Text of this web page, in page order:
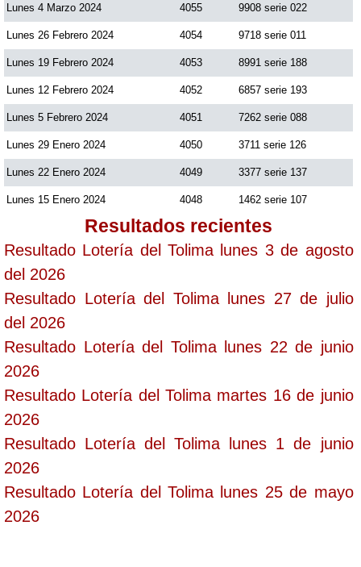
Lunes 4 Marzo 2024 4055 9908 serie 022
Lunes 26 Febrero 2024 4054 9718 serie 011
Lunes 19 Febrero 2024 4053 8991 serie 188
Lunes 12 Febrero 2024 4052 6857 serie 193
Lunes 5 Febrero 2024 4051 7262 serie 088
Lunes 29 Enero 2024 4050 3711 serie 126
Lunes 22 Enero 2024 4049 3377 serie 137
Lunes 15 Enero 2024 4048 1462 serie 107
Resultados recientes
Resultado Lotería del Tolima lunes 3 de agosto
del 2026
Resultado Lotería del Tolima lunes 27 de julio
del 2026
Resultado Lotería del Tolima lunes 22 de junio
2026
Resultado Lotería del Tolima martes 16 de junio
2026
Resultado Lotería del Tolima lunes 1 de junio
2026
Resultado Lotería del Tolima lunes 25 de mayo
2026